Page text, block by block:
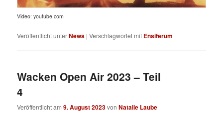
Video: youtube.com
Veröffentlicht unterNews |Verschlagwortet mit Ensiferum
Wacken Open Air 2023 – Teil
4
Veröffentlicht am9. August 2023vonNatalie Laube